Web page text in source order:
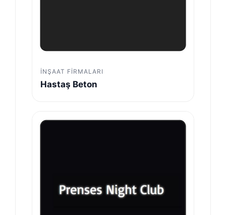
İNŞAAT FIRMALARI
Hastaş Beton